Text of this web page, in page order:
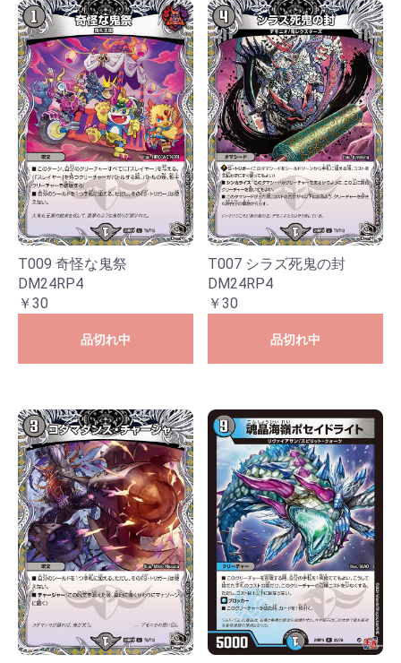
T009 奇怪な鬼祭
DM24RP4
￥30
品切れ中
T007 シラズ死鬼の封
DM24RP4
￥30
品切れ中